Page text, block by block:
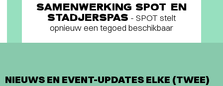
SAMENWERKING SPOT EN
STADJERSPAS - SPOT stelt
opnieuw een tegoed beschikbaar
NIEUWS EN EVENT-UPDATES ELKE (TWEE)